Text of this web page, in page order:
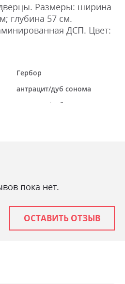
Размеры: ширина
глубина 57 см.
ДСП. Цвет:
Гербор
антрацит/дуб сонома
антрацит/дуб сонома
пока нет.
ОСТАВИТЬ ОТЗЫВ